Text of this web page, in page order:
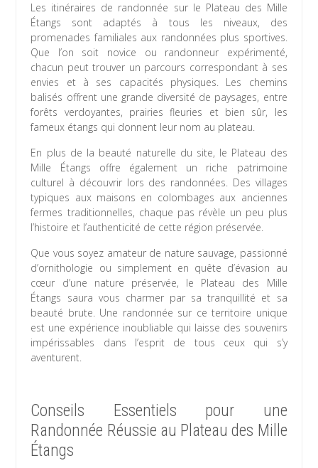
Les itinéraires de randonnée sur le Plateau des Mille
Étangs sont adaptés à tous les niveaux, des
promenades familiales aux randonnées plus sportives.
Que l’on soit novice ou randonneur expérimenté,
chacun peut trouver un parcours correspondant à ses
envies et à ses capacités physiques. Les chemins
balisés offrent une grande diversité de paysages, entre
forêts verdoyantes, prairies fleuries et bien sûr, les
fameux étangs qui donnent leur nom au plateau.
En plus de la beauté naturelle du site, le Plateau des
Mille Étangs offre également un riche patrimoine
culturel à découvrir lors des randonnées. Des villages
typiques aux maisons en colombages aux anciennes
fermes traditionnelles, chaque pas révèle un peu plus
l’histoire et l’authenticité de cette région préservée.
Que vous soyez amateur de nature sauvage, passionné
d’ornithologie ou simplement en quête d’évasion au
cœur d’une nature préservée, le Plateau des Mille
Étangs saura vous charmer par sa tranquillité et sa
beauté brute. Une randonnée sur ce territoire unique
est une expérience inoubliable qui laisse des souvenirs
impérissables dans l’esprit de tous ceux qui s’y
aventurent.
Conseils Essentiels pour une
Randonnée Réussie au Plateau des Mille
Étangs